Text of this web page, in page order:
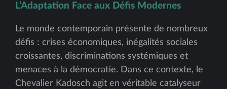
L’Adaptation Face aux Défis Modernes
Le monde contemporain présente de nombreux
défis : crises économiques, inégalités sociales
croissantes, discriminations systémiques et
menaces à la démocratie. Dans ce contexte, le
Chevalier Kadosch agit en véritable catalyseur